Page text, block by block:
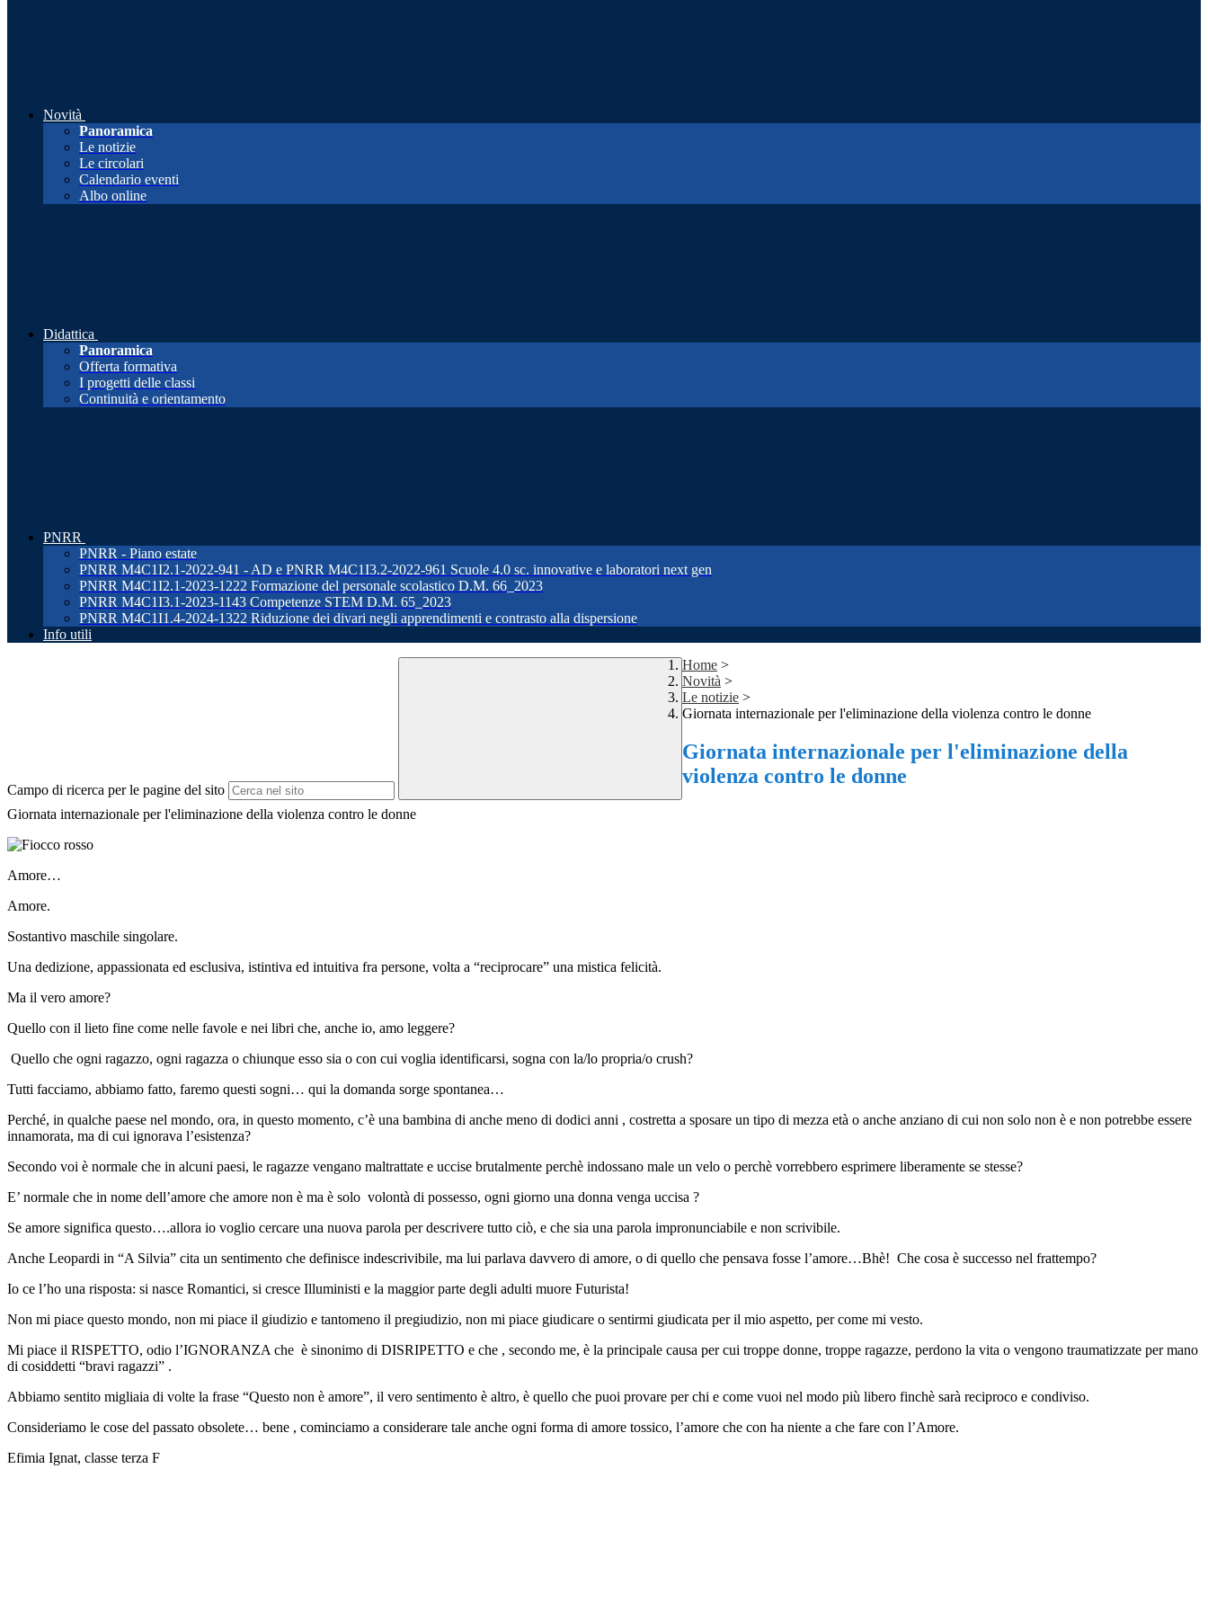
Novità
Panoramica
Le notizie
Le circolari
Calendario eventi
Albo online
Didattica
Panoramica
Offerta formativa
I progetti delle classi
Continuità e orientamento
PNRR
PNRR - Piano estate
PNRR M4C1I2.1-2022-941 - AD e PNRR M4C1I3.2-2022-961 Scuole 4.0 sc. innovative e laboratori next gen
PNRR M4C1I2.1-2023-1222 Formazione del personale scolastico D.M. 66_2023
PNRR M4C1I3.1-2023-1143 Competenze STEM D.M. 65_2023
PNRR M4C1I1.4-2024-1322 Riduzione dei divari negli apprendimenti e contrasto alla dispersione
Info utili
Campo di ricerca per le pagine del sito
Home >
Novità >
Le notizie >
Giornata internazionale per l'eliminazione della violenza contro le donne
Giornata internazionale per l'eliminazione della
violenza contro le donne
Giornata internazionale per l'eliminazione della violenza contro le donne
Amore…
Amore.
Sostantivo maschile singolare.
Una dedizione, appassionata ed esclusiva, istintiva ed intuitiva fra persone, volta a “reciprocare” una mistica felicità.
Ma il vero amore?
Quello con il lieto fine come nelle favole e nei libri che, anche io, amo leggere?
Quello che ogni ragazzo, ogni ragazza o chiunque esso sia o con cui voglia identificarsi, sogna con la/lo propria/o crush?
Tutti facciamo, abbiamo fatto, faremo questi sogni… qui la domanda sorge spontanea…
Perché, in qualche paese nel mondo, ora, in questo momento, c’è una bambina di anche meno di dodici anni , costretta a sposare un tipo di mezza età o anche anziano di cui non solo non è e non potrebbe essere
innamorata, ma di cui ignorava l’esistenza?
Secondo voi è normale che in alcuni paesi, le ragazze vengano maltrattate e uccise brutalmente perchè indossano male un velo o perchè vorrebbero esprimere liberamente se stesse?
E’ normale che in nome dell’amore che amore non è ma è solo volontà di possesso, ogni giorno una donna venga uccisa ?
Se amore significa questo….allora io voglio cercare una nuova parola per descrivere tutto ciò, e che sia una parola impronunciabile e non scrivibile.
Anche Leopardi in “A Silvia” cita un sentimento che definisce indescrivibile, ma lui parlava davvero di amore, o di quello che pensava fosse l’amore…Bhè! Che cosa è successo nel frattempo?
Io ce l’ho una risposta: si nasce Romantici, si cresce Illuministi e la maggior parte degli adulti muore Futurista!
Non mi piace questo mondo, non mi piace il giudizio e tantomeno il pregiudizio, non mi piace giudicare o sentirmi giudicata per il mio aspetto, per come mi vesto.
Mi piace il RISPETTO, odio l’IGNORANZA che è sinonimo di DISRIPETTO e che , secondo me, è la principale causa per cui troppe donne, troppe ragazze, perdono la vita o vengono traumatizzate per mano
di cosiddetti “bravi ragazzi” .
Abbiamo sentito migliaia di volte la frase “Questo non è amore”, il vero sentimento è altro, è quello che puoi provare per chi e come vuoi nel modo più libero finchè sarà reciproco e condiviso.
Consideriamo le cose del passato obsolete… bene , cominciamo a considerare tale anche ogni forma di amore tossico, l’amore che con ha niente a che fare con l’Amore.
Efimia Ignat, classe terza F